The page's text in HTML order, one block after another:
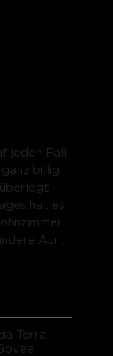
jeden Fall.
ganz billig
hat es
Aura,
Terra